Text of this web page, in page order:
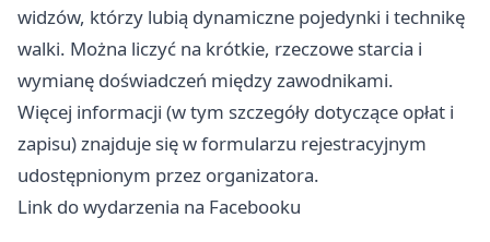
widzów, którzy lubią dynamiczne pojedynki i technikę
walki. Można liczyć na krótkie, rzeczowe starcia i
wymianę doświadczeń między zawodnikami.
Więcej informacji (w tym szczegóły dotyczące opłat i
zapisu) znajduje się w formularzu rejestracyjnym
udostępnionym przez organizatora.
Link do wydarzenia na Facebooku